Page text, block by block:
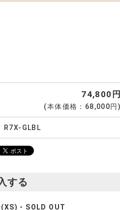
74,800円
(本体価格：68,000円)
R7X-GLBL
する
(XS) - SOLD OUT